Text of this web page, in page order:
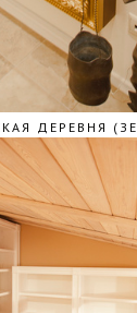
ДЕРЕВНЯ